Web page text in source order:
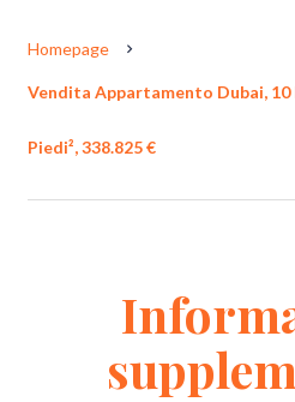
Homepage
Vendita Appartamento Dubai, 10
Piedi², 338.825 €